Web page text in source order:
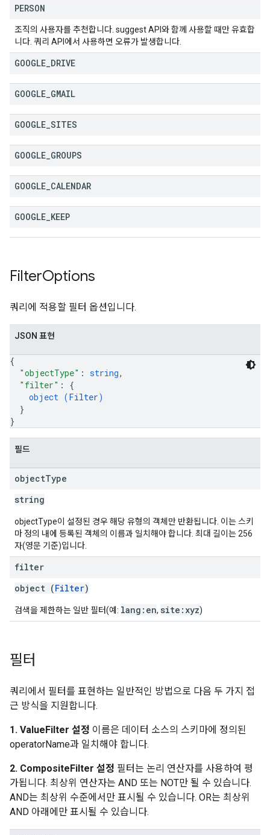
PERSON
조직의 사용자를 추천합니다. suggest API와 함께 사용할 때만 유효합
니다. 쿼리 API에서 사용하면 오류가 발생합니다.
GOOGLE DRIVE
GOOGLE GMAIL
GOOGLE SITES
GOOGLE GROUPS
GOOGLE CALENDAR
GOOGLE KEEP
FilterOptions
쿼리에 적용할 필터 옵션입니다.
JSON 표현
{
"objectType" : string,
"filter" : {
object (Filter)
}
}
필드
objectType
string
objectType이 설정된 경우 해당 유형의 객체만 반환됩니다. 이는 스키
마 정의 내에 등록된 객체의 이름과 일치해야 합니다. 최대 길이는 256
자(영문 기준)입니다.
filter
object (Filter)
검색을 제한하는 일반 필터(예: lang:en, site:xyz)
필터
쿼리에서 필터를 표현하는 일반적인 방법으로 다음 두 가지 접
근 방식을 지원합니다.
1. ValueFilter 설정 이름은 데이터 소스의 스키마에 정의된
operatorName과 일치해야 합니다.
2. CompositeFilter 설정 필터는 논리 연산자를 사용하여 평
가됩니다. 최상위 연산자는 AND 또는 NOT만 될 수 있습니다.
AND는 최상위 수준에서만 표시될 수 있습니다. OR는 최상위
AND 아래에만 표시될 수 있습니다.